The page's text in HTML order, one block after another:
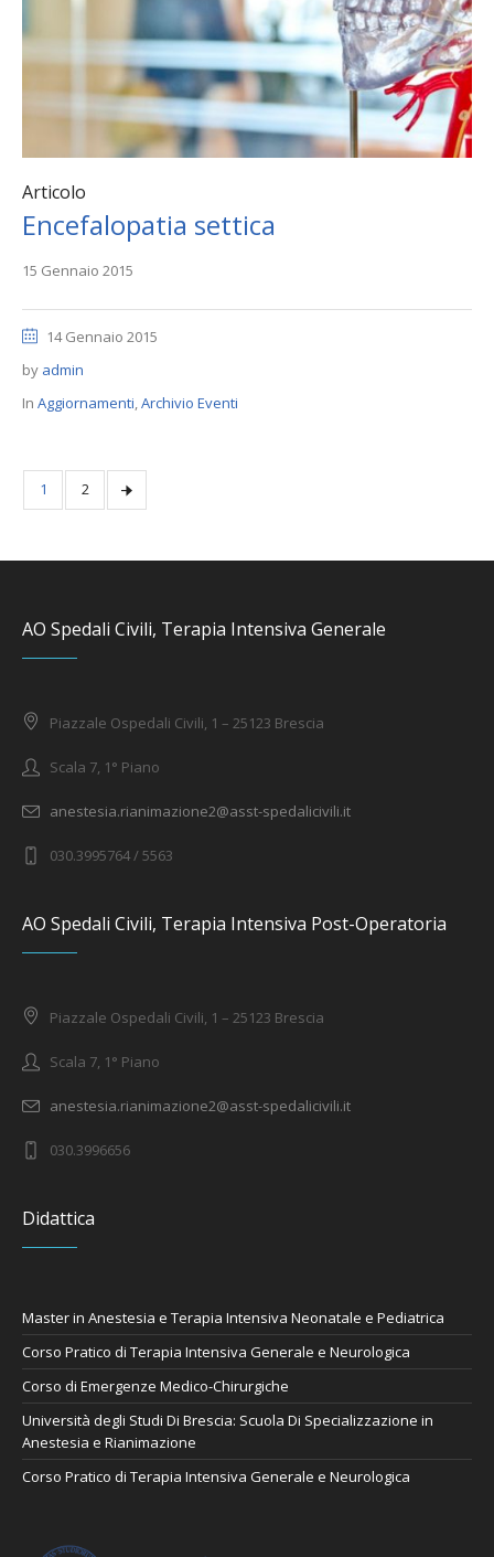
Articolo
Encefalopatia settica
15 Gennaio 2015
14 Gennaio 2015
by admin
In Aggiornamenti,Archivio Eventi
1 2
AO Spedali Civili, Terapia Intensiva Generale
Piazzale Ospedali Civili, 1 – 25123 Brescia
Scala 7, 1° Piano
anestesia.rianimazione2@asst-spedalicivili.it
030.3995764 / 5563
AO Spedali Civili, Terapia Intensiva Post-Operatoria
Piazzale Ospedali Civili, 1 – 25123 Brescia
Scala 7, 1° Piano
anestesia.rianimazione2@asst-spedalicivili.it
030.3996656
Didattica
Master in Anestesia e Terapia Intensiva Neonatale e Pediatrica
Corso Pratico di Terapia Intensiva Generale e Neurologica
Corso di Emergenze Medico-Chirurgiche
Università degli Studi Di Brescia: Scuola Di Specializzazione in
Anestesia e Rianimazione
Corso Pratico di Terapia Intensiva Generale e Neurologica